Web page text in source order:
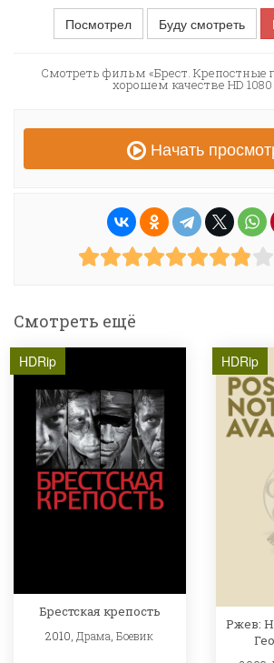
Посмотрел
Буду смотреть
Смотреть фильм «Брест. Крепостные
хорошем качестве HD 1080
Начать
Смотреть ещё
HDRip
Брестская крепость
2010, Драма ,Боевик
HDRip
Ржев: